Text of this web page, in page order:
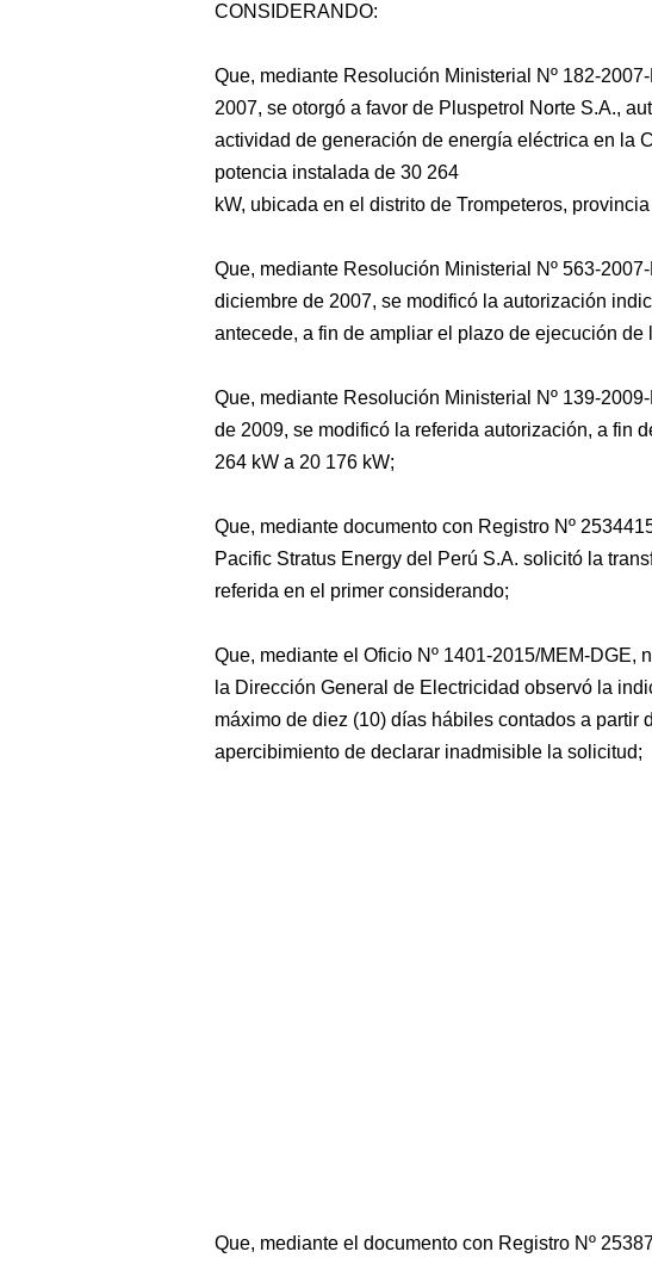
CONSIDERANDO:
Que, mediante Resolución Ministerial Nº 182-
2007, se otorgó a favor de Pluspetrol Norte S.A.,
actividad de generación de energía eléctrica en la
potencia instalada de 30 264
kW, ubicada en el distrito de Trompeteros,
Que, mediante Resolución Ministerial Nº 563-
diciembre de 2007, se modificó la autorización
antecede, a fin de ampliar el plazo de ejecución de
Que, mediante Resolución Ministerial Nº 139-
de 2009, se modificó la referida autorización, a fin
264 kW a 20 176 kW;
Que, mediante documento con Registro Nº
Pacific Stratus Energy del Perú S.A. solicitó la
referida en el primer considerando;
Que, mediante el Oficio Nº 1401-2015/MEM-DGE,
la Dirección General de Electricidad observó la
máximo de diez (10) días hábiles contados a partir
apercibimiento de declarar inadmisible la solicitud;
Que, mediante el documento con Registro Nº